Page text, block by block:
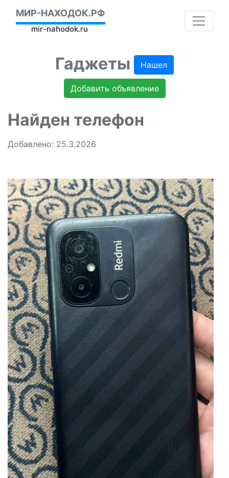
МИР-НАХОДОК.РФ
mir-nahodok.ru
Гаджеты Нашел
Добавить объявление
Найден телефон
Добавлено: 25.3.2026